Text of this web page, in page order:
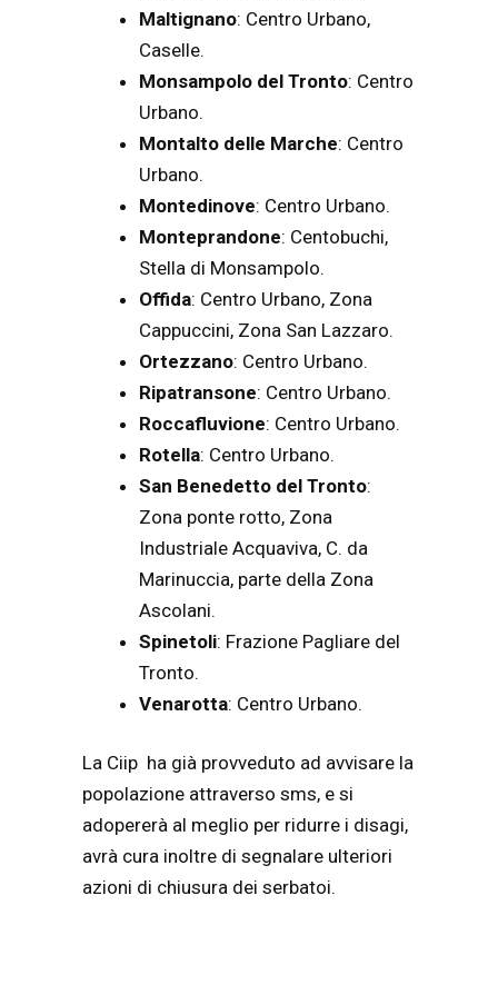
Maltignano: Centro Urbano,
Caselle.
Monsampolo del Tronto: Centro
Urbano.
Montalto delle Marche: Centro
Urbano.
Montedinove: Centro Urbano.
Monteprandone: Centobuchi,
Stella di Monsampolo.
Offida: Centro Urbano, Zona
Cappuccini, Zona San Lazzaro.
Ortezzano: Centro Urbano.
Ripatransone: Centro Urbano.
Roccafluvione: Centro Urbano.
Rotella: Centro Urbano.
San Benedetto del Tronto:
Zona ponte rotto, Zona
Industriale Acquaviva, C. da
Marinuccia, parte della Zona
Ascolani.
Spinetoli: Frazione Pagliare del
Tronto.
Venarotta: Centro Urbano.
La Ciip ha già provveduto ad avvisare la
popolazione attraverso sms, e si
adopererà al meglio per ridurre i disagi,
avrà cura inoltre di segnalare ulteriori
azioni di chiusura dei serbatoi.